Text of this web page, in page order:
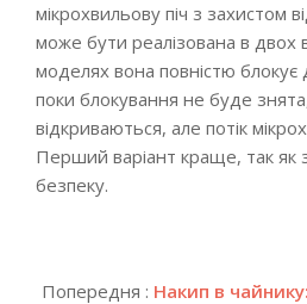
мікрохвильову піч з захистом
може бути реалізована в двох
моделях вона повністю блокує
поки блокування не буде
відкриваються, але потік
Перший варіант краще, так як
безпеку.
12-
Попередня : Накип в